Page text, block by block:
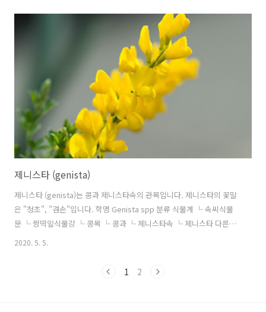
따로 있습니다. 식물을 분류한 린네가 아까시나무를 보고 아카시아랑 비
슷하여 가짜아카시아라고 이름을 지었다고 합니다. 그런데, 우리나라에
서는 Pseudo를 빼고 아카시아라고 잘못 불려졌고, 이를 고치기 위해서
우리나라 식물학자들이 이름을 지은 것이 아까시나무입니다. 아까시나
무는 기존의 아카시아와 발음이 비슷하고 큰 가시(사투리로 까시라는 말
을 사용함..
제니스타 (genista)
제니스타 (genista)는 콩과 제니스타속의 관목입니다. 제니스타의 꽃말
은 "청초", "겸손"입니다. 학명 Genista spp 분류 식물계 └ 속씨식물
문 └ 쌍떡잎식물강 └ 콩목 └ 콩과 └ 제니스타속 └ 제니스타 다른이
2020. 5. 5.
1 2